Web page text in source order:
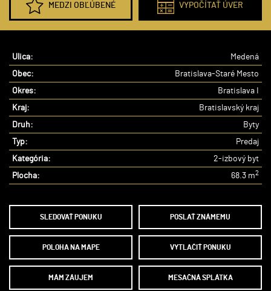
MEDZI OBĽÚBENÉ VYPOČÍTAŤ ÚVER
Ulica:
Medená
Obec:
Bratislava-Staré Mesto
Okres:
Bratislava I
Kraj:
Bratislavský kraj
Druh:
Byty
Typ:
Predaj
Kategória:
2-izbový byt
Plocha:
68.3 m2
SLEDOVAŤ PONUKU POSLAŤ ZNÁMEMU
POLOHA NA MAPE VYTLAČIŤ PONUKU
MÁM ZÁUJEM MESAČNÁ SPLÁTKA